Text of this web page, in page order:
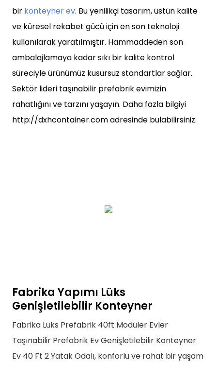
bir konteyner ev. Bu yenilikçi tasarım, üstün kalite
ve küresel rekabet gücü için en son teknoloji
kullanılarak yaratılmıştır. Hammaddeden son
ambalajlamaya kadar sıkı bir kalite kontrol
süreciyle ürünümüz kusursuz standartlar sağlar.
Sektör lideri taşınabilir prefabrik evimizin
rahatlığını ve tarzını yaşayın. Daha fazla bilgiyi
http://dxhcontainer.com adresinde bulabilirsiniz.
Fabrika Yapımı Lüks
Genişletilebilir Konteyner
Fabrika Lüks Prefabrik 40ft Modüler Evler
Taşınabilir Prefabrik Ev Genişletilebilir Konteyner
Ev 40 Ft 2 Yatak Odalı, konforlu ve rahat bir yaşam